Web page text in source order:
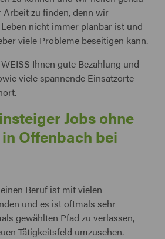
Arbeit zu finden, denn wir
nicht immer planbar ist und
viele Probleme beseitigen kann.
Ihnen gute Bezahlung und
viele spannende Einsatzorte
Jobs ohne
Offenbach bei
Beruf ist mit vielen
und es ist oftmals sehr
gewählten Pfad zu verlassen,
Tätigkeitsfeld umzusehen.